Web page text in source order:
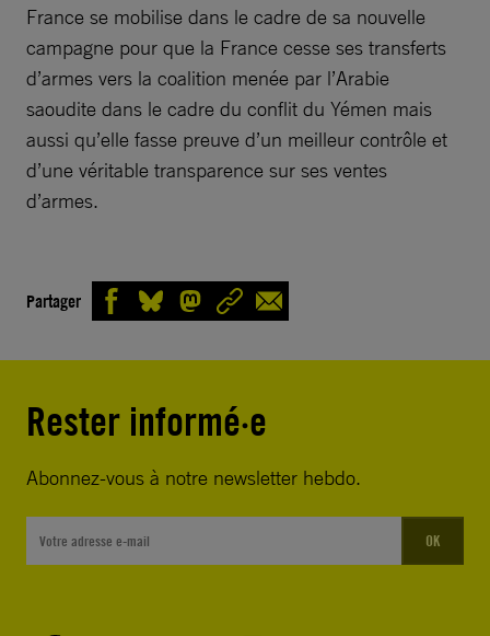
France se mobilise dans le cadre de sa nouvelle
campagne pour que la France cesse ses transferts
d’armes vers la coalition menée par l’Arabie
saoudite dans le cadre du conflit du Yémen mais
aussi qu’elle fasse preuve d’un meilleur contrôle et
d’une véritable transparence sur ses ventes
d’armes.
Partager
Rester informé·e
Abonnez-vous à notre newsletter hebdo.
OK